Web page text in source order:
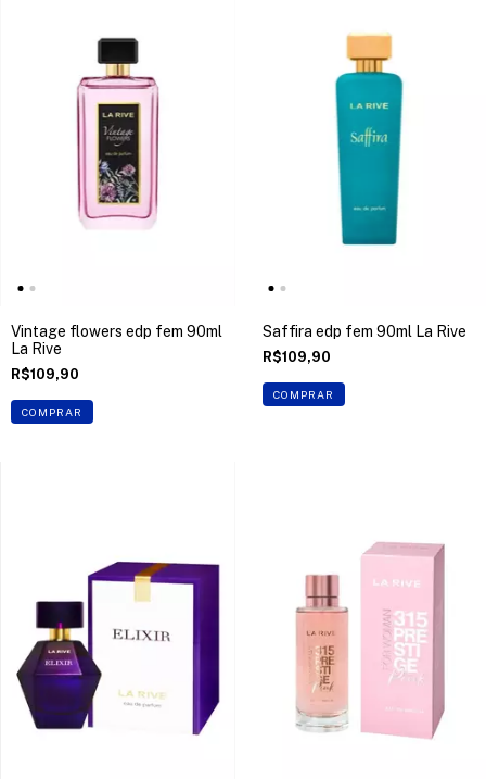
Vintage flowers edp fem 90ml
La Rive
R$109,90
COMPRAR
Saffira edp fem 90ml La Rive
R$109,90
COMPRAR